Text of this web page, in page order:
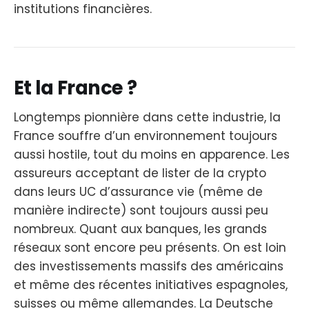
institutions financières.
Et la France ?
Longtemps pionnière dans cette industrie, la
France souffre d’un environnement toujours
aussi hostile, tout du moins en apparence. Les
assureurs acceptant de lister de la crypto
dans leurs UC d’assurance vie (même de
manière indirecte) sont toujours aussi peu
nombreux. Quant aux banques, les grands
réseaux sont encore peu présents. On est loin
des investissements massifs des américains
et même des récentes initiatives espagnoles,
suisses ou même allemandes. La Deutsche